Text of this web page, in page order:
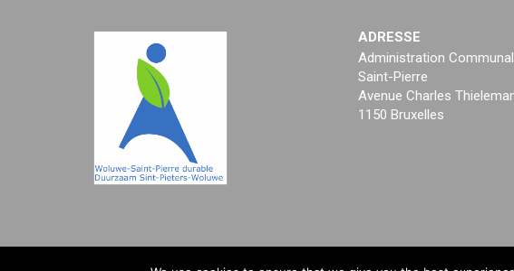
ADRESSE
Administration
Saint-Pierre
Avenue Charles
1150 Bruxelles